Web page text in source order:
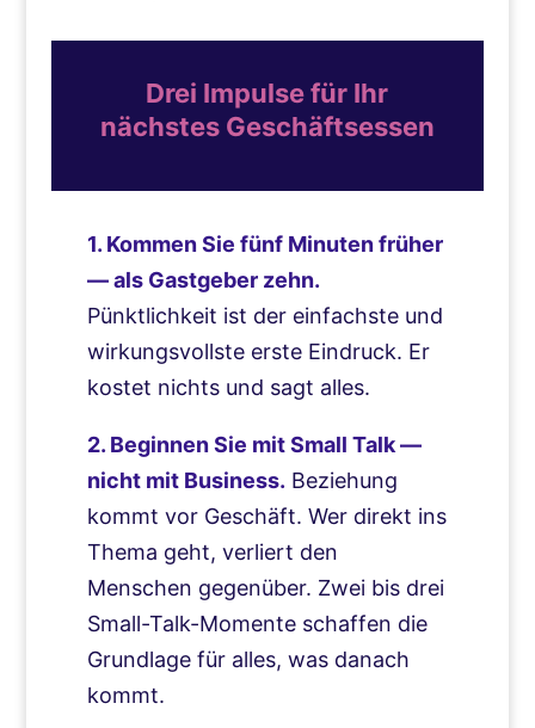
Drei Impulse für Ihr
nächstes Geschäftsessen
1. Kommen Sie fünf Minuten früher
— als Gastgeber zehn.
Pünktlichkeit ist der einfachste und
wirkungsvollste erste Eindruck. Er
kostet nichts und sagt alles.
2. Beginnen Sie mit Small Talk —
nicht mit Business. Beziehung
kommt vor Geschäft. Wer direkt ins
Thema geht, verliert den
Menschen gegenüber. Zwei bis drei
Small-Talk-Momente schaffen die
Grundlage für alles, was danach
kommt.